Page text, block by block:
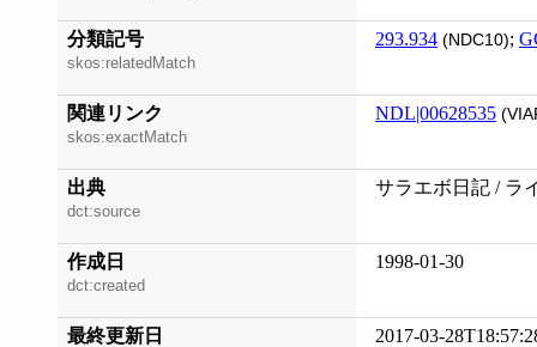
分類記号
skos:relatedMatch
293.934 (NDC10);
関連リンク
skos:exactMatch
NDL|00628535
出典
dct:source
サラエボ日記 / ラ
作成日
dct:created
1998-01-30
最終更新日 2017-03-